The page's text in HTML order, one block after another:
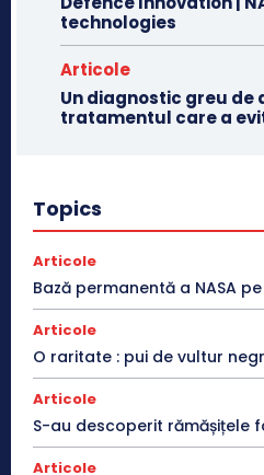
technologies
Articole
Un diagnostic greu de
tratamentul care a
Topics
Articole
Bază permanentă a NASA pe
Articole
O raritate : pui de vultur
Articole
S-au descoperit rămășițele
Articole